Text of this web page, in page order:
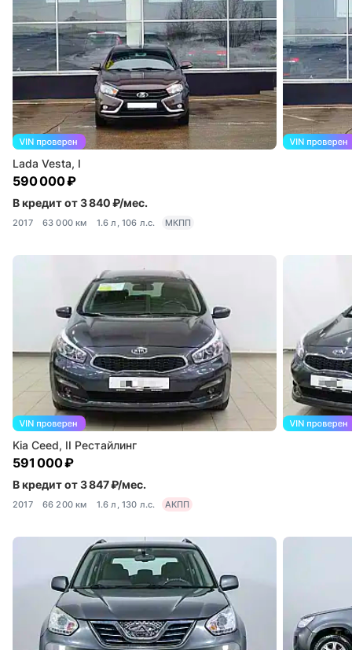
Lada Vesta, I
590 000 ₽
В кредит от 3 840 ₽/мес.
2017 63 000 км 1.6 л, 106 л.с. МКПП
Kia Ceed, II Рестайлинг
591 000 ₽
В кредит от 3 847 ₽/мес.
2017 66 200 км 1.6 л, 130 л.с. АКПП